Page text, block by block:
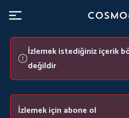
İzlemek istediğiniz içerik
değildir
İzlemek için abone ol